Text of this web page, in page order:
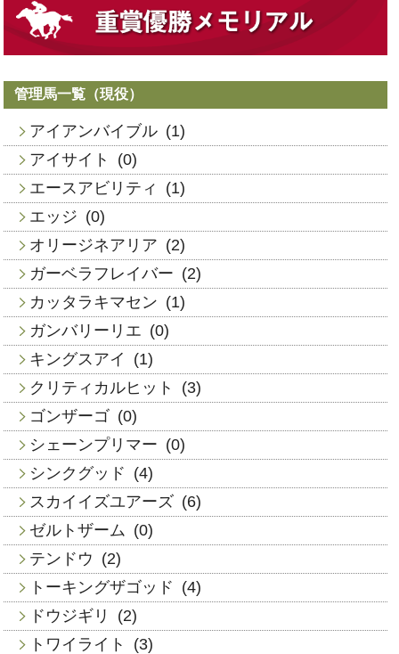
管理馬一覧（現役）
アイアンバイブル (1)
アイサイト
(0)
エースアビリティ
(1)
エッジ (0)
オリージネアリア (2)
ガーベラフレイバー (2)
カッタラキマセン (1)
ガンバリーリエ (0)
キングスアイ
(1)
クリティカルヒット
(3)
ゴンザーゴ (0)
シェーンプリマー (0)
シンクグッド (4)
スカイイズユアーズ (6)
ゼルトザーム (0)
テンドウ (2)
トーキングザゴッド (4)
ドウジギリ
(2)
トワイライト
(3)